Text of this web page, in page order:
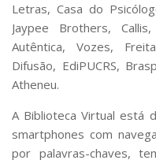
Letras, Casa do
Jaypee Brothers,
Autêntica, Vozes,
Difusão, EdiPUCRS,
Atheneu.
A Biblioteca Virtual está
smartphones com
por palavras-chaves,